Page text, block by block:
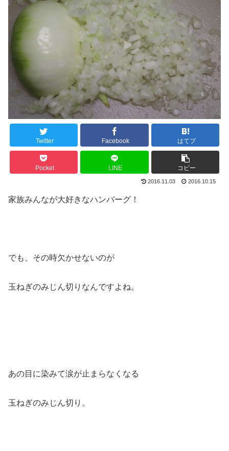
Twitter Facebook はてブ
Pocket LINE コピー
2016.11.03 2016.10.15
家族みんなが大好きなハンバーグ！
でも、その時欠かせないのが
玉ねぎのみじん切りなんですよね。
あの目に染みて涙が止まらなくなる
玉ねぎのみじん切り。